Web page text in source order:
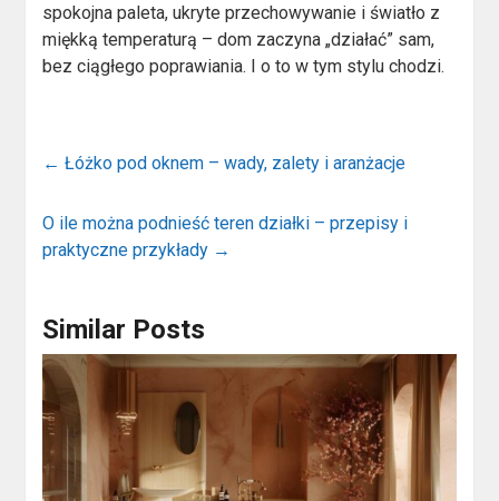
spokojna paleta, ukryte przechowywanie i światło z
miękką temperaturą – dom zaczyna „działać” sam,
bez ciągłego poprawiania. I o to w tym stylu chodzi.
← Łóżko pod oknem – wady, zalety i aranżacje
O ile można podnieść teren działki – przepisy i
praktyczne przykłady →
Similar Posts